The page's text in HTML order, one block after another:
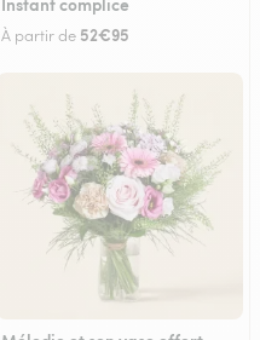
À partir de 52€95